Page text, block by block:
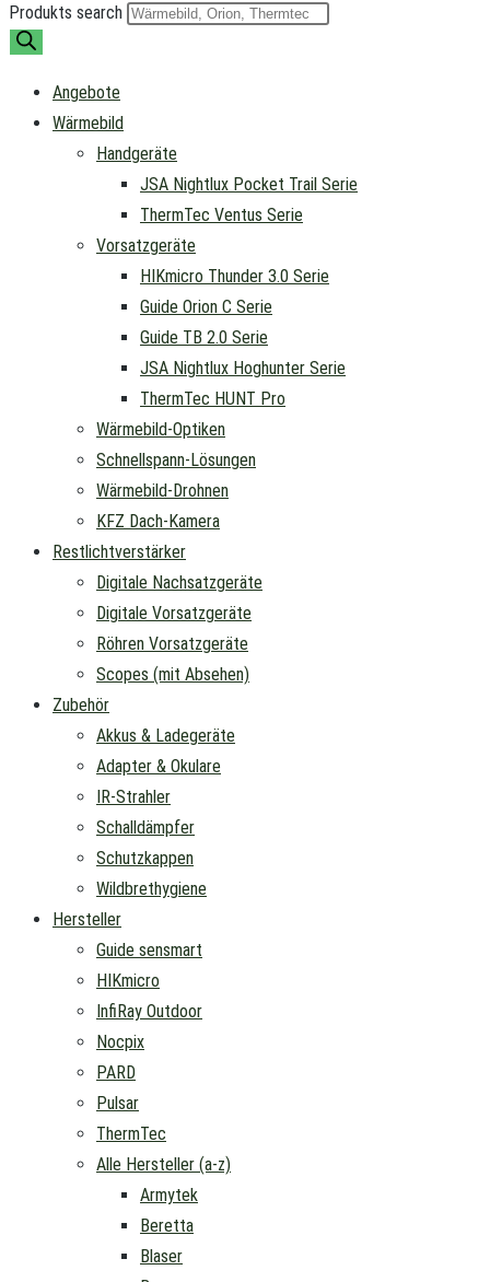
Produkts search
Angebote
Wärmebild
Handgeräte
JSA Nightlux Pocket Trail Serie
ThermTec Ventus Serie
Vorsatzgeräte
HIKmicro Thunder 3.0 Serie
Guide Orion C Serie
Guide TB 2.0 Serie
JSA Nightlux Hoghunter Serie
ThermTec HUNT Pro
Wärmebild-Optiken
Schnellspann-Lösungen
Wärmebild-Drohnen
KFZ Dach-Kamera
Restlichtverstärker
Digitale Nachsatzgeräte
Digitale Vorsatzgeräte
Röhren Vorsatzgeräte
Scopes (mit Absehen)
Zubehör
Akkus & Ladegeräte
Adapter & Okulare
IR-Strahler
Schalldämpfer
Schutzkappen
Wildbrethygiene
Hersteller
Guide sensmart
HIKmicro
InfiRay Outdoor
Nocpix
PARD
Pulsar
ThermTec
Alle Hersteller (a-z)
Armytek
Beretta
Blaser